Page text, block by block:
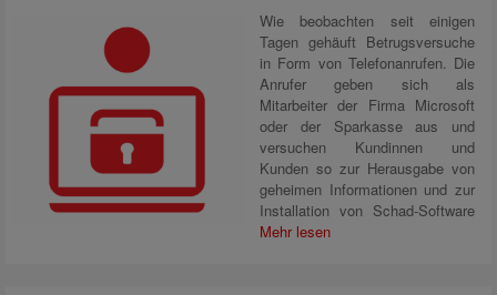
Wie beobachten seit einigen
Tagen gehäuft Betrugsversuche
in Form von Telefonanrufen. Die
Anrufer geben sich als
Mitarbeiter der Firma Microsoft
oder der Sparkasse aus und
versuchen Kundinnen und
Kunden so zur Herausgabe von
geheimen Informationen und zur
Installation von Schad-Software
Mehr lesen